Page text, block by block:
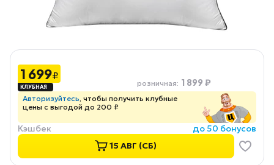
1 699₽
розничная: 1 899 ₽
Авторизуйтесь, чтобы получить клубные
цены с выгодой до 200 ₽
Кэшбек
до 50 бонусов
15 АВГ (СБ)